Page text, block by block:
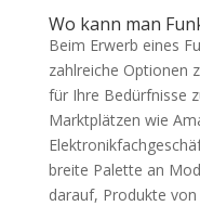
Wo kann man
Beim Erwerb eines
zahlreiche Optionen
für Ihre Bedürfnisse
Marktplätzen wie
breite Palette an
darauf, Produkte